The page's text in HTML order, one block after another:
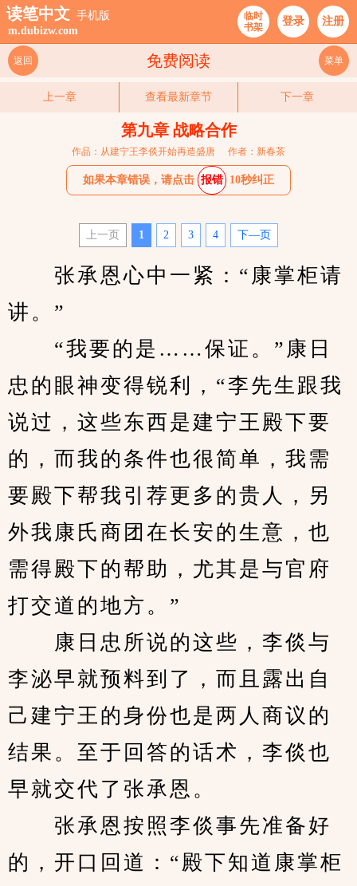
读笔中文 手机版
m.dubizw.com
临时
书架
登录 注册
免费阅读
返回 菜单
上一章 查看最新章节 下一章
第九章 战略合作
作品：从建宁王李倓开始再造盛唐 作者：新春茶
如果本章错误，请点击 报错 10秒纠正
上一页 1 2 3 4 下—页
张承恩心中一紧：“康掌柜请
讲。”
“我要的是……保证。”康日
忠的眼神变得锐利，“李先生跟我
说过，这些东西是建宁王殿下要
的，而我的条件也很简单，我需
要殿下帮我引荐更多的贵人，另
外我康氏商团在长安的生意，也
需得殿下的帮助，尤其是与官府
打交道的地方。”
康日忠所说的这些，李倓与
李泌早就预料到了，而且露出自
己建宁王的身份也是两人商议的
结果。至于回答的话术，李倓也
早就交代了张承恩。
张承恩按照李倓事先准备好
的，开口回道：“殿下知道康掌柜